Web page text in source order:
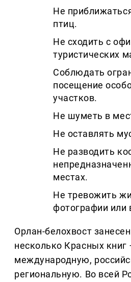
Не
птиц.
Не сходить с
туристических
Соблюдать
посещение
участков.
Не шуметь в
Не оставлять
Не разводить
местах.
Не тревожить
фотографии или
Орлан-белохвост
несколько Красных книг
международную,
региональную. Во всей